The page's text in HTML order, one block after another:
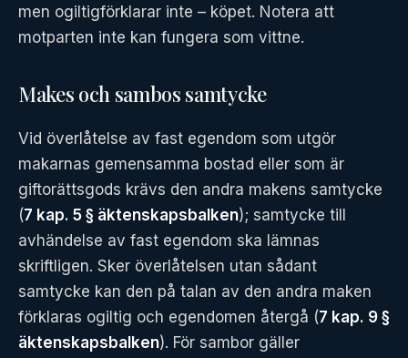
men ogiltigförklarar inte – köpet. Notera att
motparten inte kan fungera som vittne.
Makes och sambos samtycke
Vid överlåtelse av fast egendom som utgör
makarnas gemensamma bostad eller som är
giftorättsgods krävs den andra makens samtycke
(7 kap. 5 § äktenskapsbalken); samtycke till
avhändelse av fast egendom ska lämnas
skriftligen. Sker överlåtelsen utan sådant
samtycke kan den på talan av den andra maken
förklaras ogiltig och egendomen återgå (7 kap. 9 §
äktenskapsbalken). För sambor gäller